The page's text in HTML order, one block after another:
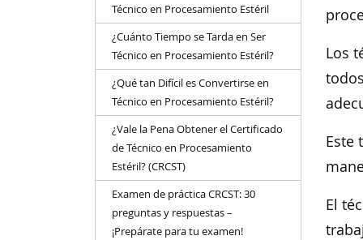
Técnico en Procesamiento Estéril
¿Cuánto Tiempo se Tarda en Ser
Técnico en Procesamiento Estéril?
¿Qué tan Difícil es Convertirse en
Técnico en Procesamiento Estéril?
¿Vale la Pena Obtener el Certificado
de Técnico en Procesamiento
Estéril? (CRCST)
Examen de práctica CRCST: 30
preguntas y respuestas –
¡Prepárate para tu examen!
Los
Este
El